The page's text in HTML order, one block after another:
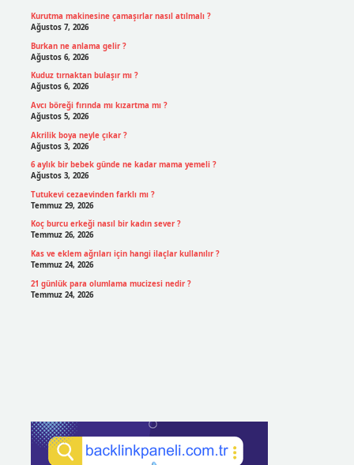
Kurutma makinesine çamaşırlar nasıl atılmalı ?
Ağustos 7, 2026
Burkan ne anlama gelir ?
Ağustos 6, 2026
Kuduz tırnaktan bulaşır mı ?
Ağustos 6, 2026
Avcı böreği fırında mı kızartma mı ?
Ağustos 5, 2026
Akrilik boya neyle çıkar ?
Ağustos 3, 2026
6 aylık bir bebek günde ne kadar mama yemeli ?
Ağustos 3, 2026
Tutukevi cezaevinden farklı mı ?
Temmuz 29, 2026
Koç burcu erkeği nasıl bir kadın sever ?
Temmuz 26, 2026
Kas ve eklem ağrıları için hangi ilaçlar kullanılır ?
Temmuz 24, 2026
21 günlük para olumlama mucizesi nedir ?
Temmuz 24, 2026